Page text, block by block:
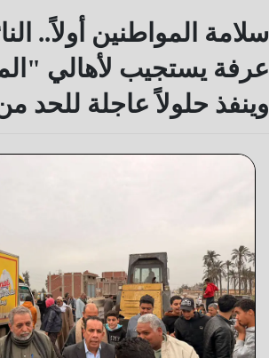
سلامة المواطنين أولاً..
عرفة يستجيب لأهالي
وينفذ حلولاً عاجلة للحد